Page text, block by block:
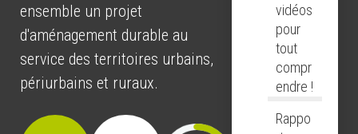
ensemble un projet
d'aménagement durable au
service des territoires urbains,
périurbains et ruraux.
vidéos
pour
tout
compr
endre !
Rappo